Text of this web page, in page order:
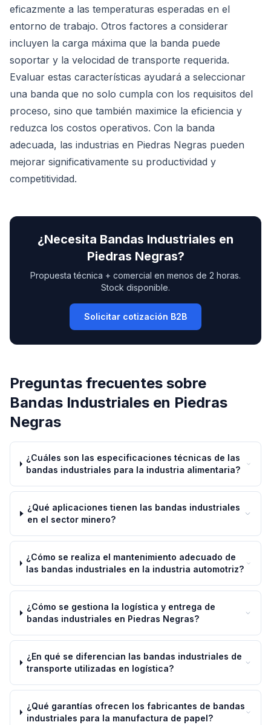
eficazmente a las temperaturas esperadas en el
entorno de trabajo. Otros factores a considerar
incluyen la carga máxima que la banda puede
soportar y la velocidad de transporte requerida.
Evaluar estas características ayudará a seleccionar
una banda que no solo cumpla con los requisitos del
proceso, sino que también maximice la eficiencia y
reduzca los costos operativos. Con la banda
adecuada, las industrias en Piedras Negras pueden
mejorar significativamente su productividad y
competitividad.
¿Necesita Bandas Industriales en
Piedras Negras?
Propuesta técnica + comercial en menos de 2 horas.
Stock disponible.
Solicitar cotización B2B
Preguntas frecuentes sobre
Bandas Industriales en Piedras
Negras
¿Cuáles son las especificaciones técnicas de las
bandas industriales para la industria alimentaria?
¿Qué aplicaciones tienen las bandas industriales
en el sector minero?
¿Cómo se realiza el mantenimiento adecuado de
las bandas industriales en la industria automotriz?
¿Cómo se gestiona la logística y entrega de
bandas industriales en Piedras Negras?
¿En qué se diferencian las bandas industriales de
transporte utilizadas en logística?
¿Qué garantías ofrecen los fabricantes de bandas
industriales para la manufactura de papel?